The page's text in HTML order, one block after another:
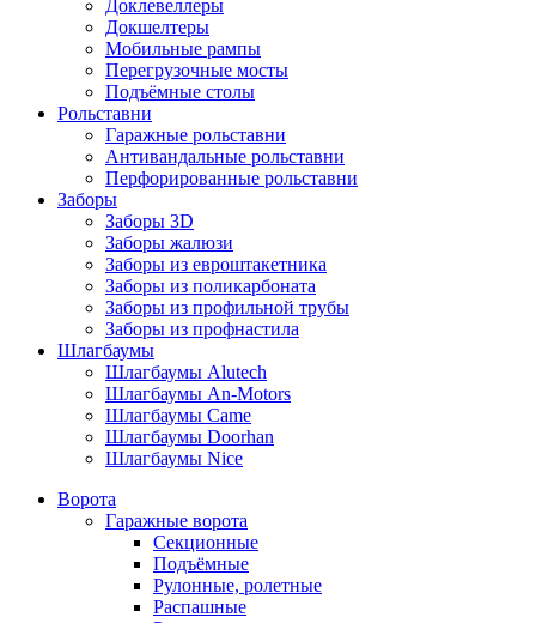
Доклевеллеры
Докшелтеры
Мобильные рампы
Перегрузочные мосты
Подъёмные столы
Рольставни
Гаражные рольставни
Антивандальные рольставни
Перфорированные рольставни
Заборы
Заборы 3D
Заборы жалюзи
Заборы из евроштакетника
Заборы из поликарбоната
Заборы из профильной трубы
Заборы из профнастила
Шлагбаумы
Шлагбаумы Alutech
Шлагбаумы An-Motors
Шлагбаумы Came
Шлагбаумы Doorhan
Шлагбаумы Nice
Ворота
Гаражные ворота
Секционные
Подъёмные
Рулонные, ролетные
Распашные